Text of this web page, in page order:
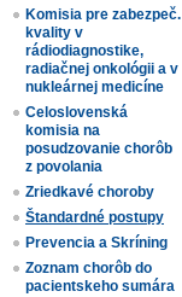
Komisia pre zabezpeč.
kvality v
rádiodiagnostike,
radiačnej onkológii a v
nukleárnej medicíne
Celoslovenská
komisia na
posudzovanie chorôb
z povolania
Zriedkavé choroby
Štandardné postupy
Prevencia a Skríning
Zoznam chorôb do
pacientskeho sumára